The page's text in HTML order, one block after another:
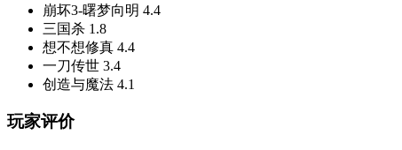
崩坏3-曙梦向明 4.4
三国杀 1.8
想不想修真 4.4
一刀传世 3.4
创造与魔法 4.1
玩家评价